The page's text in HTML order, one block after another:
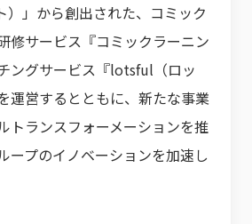
）」から創出された、コミック
修サービス『コミックラーニン
ングサービス『lotsful（ロッ
運営するとともに、新たな事業
トランスフォーメーションを推
ープのイノベーションを加速し